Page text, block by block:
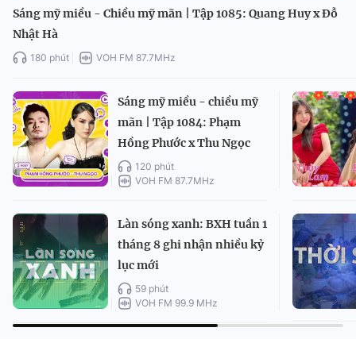
Sáng mỹ miều - Chiều mỹ mãn | Tập 1085: Quang Huy x Đỗ
Nhật Hà
180 phút VOH FM 87.7MHz
Sáng mỹ miều - chiều mỹ
mãn | Tập 1084: Phạm
Hồng Phước x Thu Ngọc
120 phút
VOH FM 87.7MHz
Làn sóng xanh: BXH tuần 1
tháng 8 ghi nhận nhiều kỷ
lục mới
59 phút
VOH FM 99.9 MHz